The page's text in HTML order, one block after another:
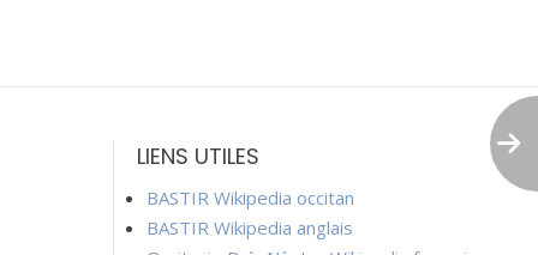
LIENS UTILES
BASTIR Wikipedia occitan
BASTIR Wikipedia anglais